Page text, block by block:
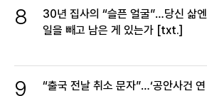
8
30년 집사의 “슬픈 얼굴”…당신 삶엔
일을 빼고 남은 게 있는가 [txt.]
9
“출국 전날 취소 문자”…‘공안사건 연